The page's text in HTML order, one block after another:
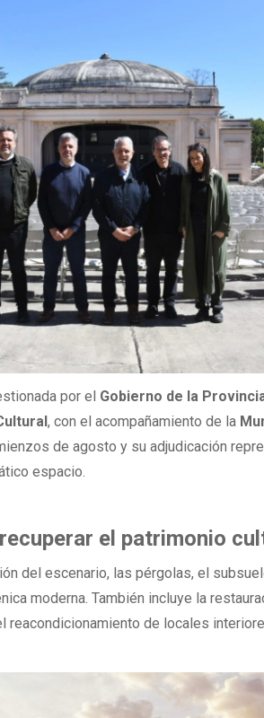
por el Gobierno de la
, con el acompañamiento de la
de agosto y su adjudicación
espacio.
el patrimonio
del escenario, las pérgolas, el
moderna. También incluye la
reacondicionamiento de locales